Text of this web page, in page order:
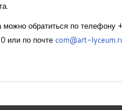
можно обратиться по телефону
или по почте com@art-